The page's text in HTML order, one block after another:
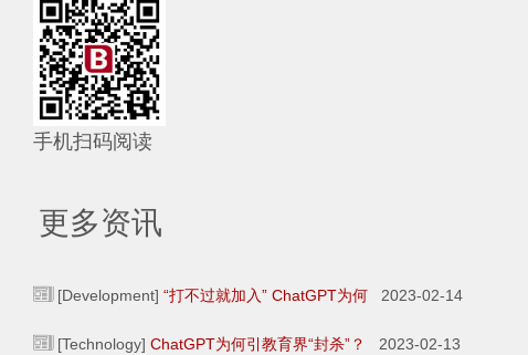
手机扫码阅读
更多资讯
[Development] “打不过就加入” ChatGPT为何 2023-02-14
[Technology] ChatGPT为何引教育界“封杀”？ 2023-02-13